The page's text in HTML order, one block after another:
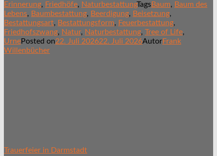
Erinnerung, Friedhöfe, NaturbestattungTagsBaum, Baum des
Lebens, Baumbestattung, Beerdigung, Beisetzung,
Bestattungsart, Bestattungsform, Feuerbestattung,
Friedhofszwang, Natur, Naturbestattung, Tree of Life,
UrnePosted on22. Juli 202622. Juli 2026AutorFrank
Willenbücher
Trauerfeier in Darmstadt